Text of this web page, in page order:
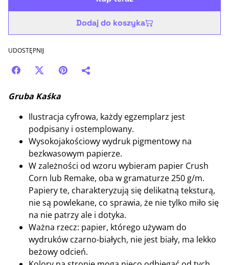
Dodaj do koszyka
UDOSTĘPNIJ
Gruba Kaśka
Ilustracja cyfrowa, każdy egzemplarz jest
podpisany i ostemplowany.
Wysokojakościowy wydruk pigmentowy na
bezkwasowym papierze.
W zależności od wzoru wybieram papier Crush
Corn lub Remake, oba w gramaturze 250 g/m.
Papiery te, charakteryzują się delikatną teksturą,
nie są powlekane, co sprawia, że nie tylko miło się
na nie patrzy ale i dotyka.
Ważna rzecz: papier, którego używam do
wydruków czarno-białych, nie jest biały, ma lekko
beżowy odcień.